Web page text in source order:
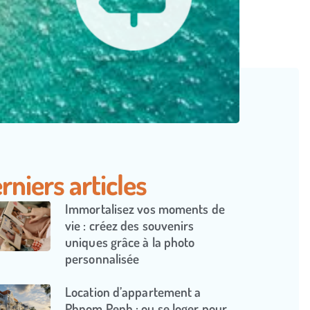
articles
Immortalisez vos moments de
vie : créez des souvenirs
uniques grâce à la photo
personnalisée
Location d’appartement a